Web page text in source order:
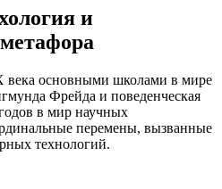
и
века основными школами в мире
Фрейда и поведенческая
в мир научных
перемены, вызванные
технологий.